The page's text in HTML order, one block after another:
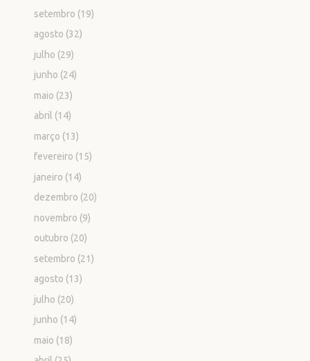
setembro (19)
agosto (32)
julho (29)
junho (24)
maio (23)
abril (14)
março (13)
fevereiro (15)
janeiro (14)
dezembro (20)
novembro (9)
outubro (20)
setembro (21)
agosto (13)
julho (20)
junho (14)
maio (18)